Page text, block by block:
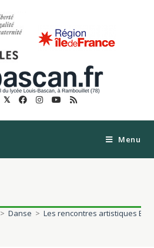
𝕏
Menu
> Danse > Les rencontres artistiques